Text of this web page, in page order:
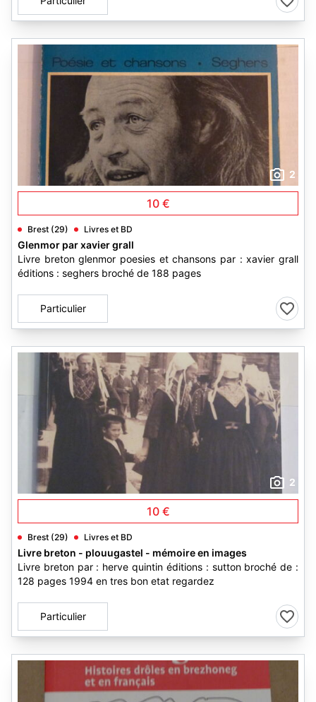
2
10 €
Brest (29) Livres et BD
Glenmor par xavier grall
Livre breton glenmor poesies et chansons par : xavier grall
éditions : seghers broché de 188 pages
Particulier
2
10 €
Brest (29) Livres et BD
Livre breton - plouugastel - mémoire en images
Livre breton par : herve quintin éditions : sutton broché de :
128 pages 1994 en tres bon etat regardez
Particulier